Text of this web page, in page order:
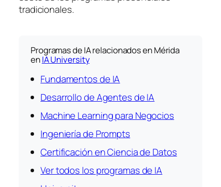
tradicionales.
Programas de IA relacionados en Mérida
en IA University
Fundamentos de IA
Desarrollo de Agentes de IA
Machine Learning para Negocios
Ingeniería de Prompts
Certificación en Ciencia de Datos
Ver todos los programas de IA